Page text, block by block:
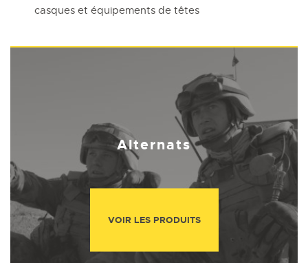
casques et équipements de têtes
Alternats
VOIR LES PRODUITS